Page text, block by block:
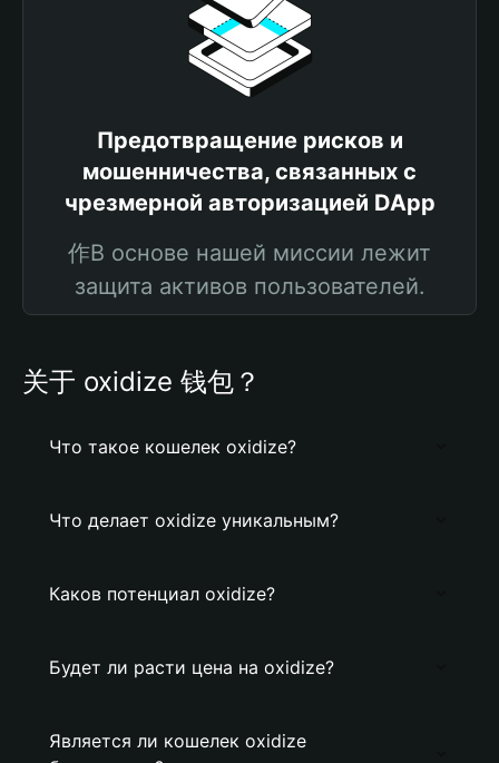
Предотвращение рисков и
мошенничества, связанных с
чрезмерной авторизацией DApp
作В основе нашей миссии лежит
защита активов пользователей.
关于 oxidize 钱包？
Что такое кошелек oxidize?
Что делает oxidize уникальным?
Каков потенциал oxidize?
Будет ли расти цена на oxidize?
Является ли кошелек oxidize